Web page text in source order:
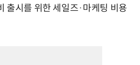
출시를 위한 세일즈·마케팅 비용